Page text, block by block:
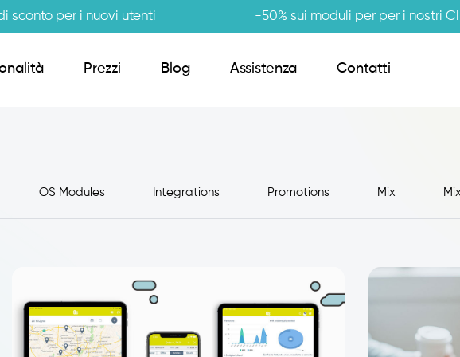
sconto per i nuovi utenti -50% sui moduli per per i nostri
CRM Giro Visite
Anagrafiche Certificate
Provvigioni
Integrazione
Prezzi Blog Assistenza Contatti
OS Modules Integrations Promotions Mix Mix